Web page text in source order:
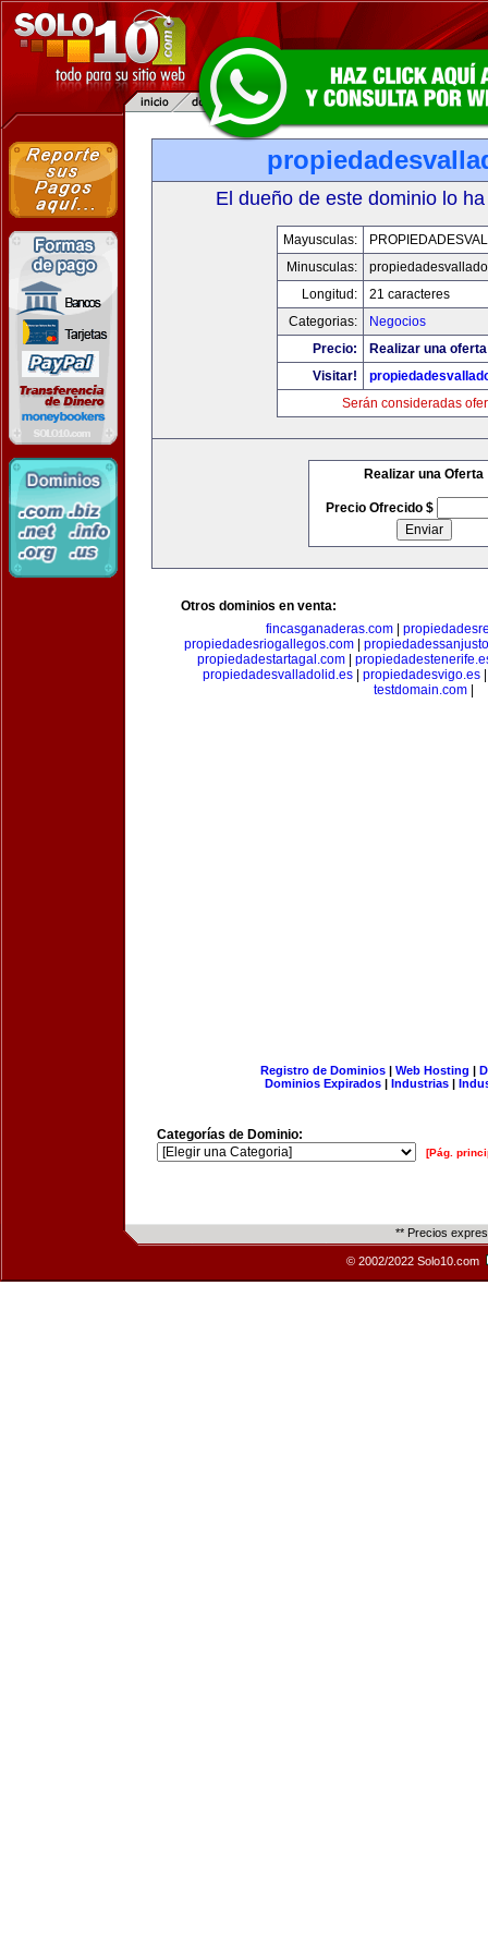
El dueño de este dominio lo
Mayusculas:
Minusculas:
Longitud:
21 caracteres
Categorias:
Negocios
Precio:
Realizar una
Visitar!
Serán consideradas
Realizar una Oferta
Precio Ofrecido $
Otros dominios en venta:
fincasganaderas.com|
propiedadesriogallegos.com|
propiedadestartagal.com|
propiedadesvalladolid.es
propiedadesvigo.es
testdomain.com
Registro de Dominios| Web Hosting |
Dominios Expirados | Industrias |
Categorías de Dominio:
[Pág.
** Precios
© 2002/2022 Solo10.com